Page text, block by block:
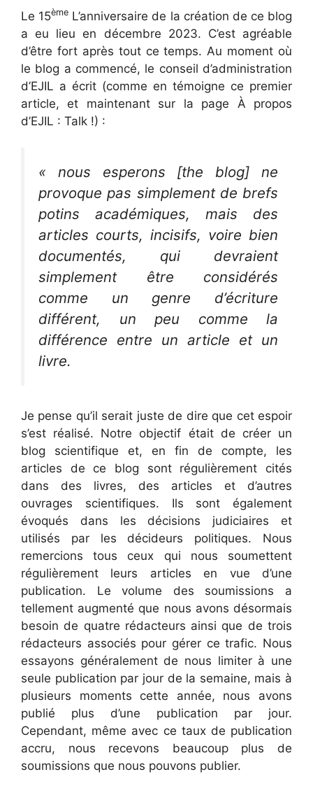
Le 15ème L’anniversaire de la création de ce blog
a eu lieu en décembre 2023. C’est agréable
d’être fort après tout ce temps. Au moment où
le blog a commencé, le conseil d’administration
d’EJIL a écrit (comme en témoigne ce premier
article, et maintenant sur la page À propos
d’EJIL : Talk !) :
« nous esperons [the blog] ne
provoque pas simplement de brefs
potins académiques, mais des
articles courts, incisifs, voire bien
documentés, qui devraient
simplement être considérés
comme un genre d’écriture
différent, un peu comme la
différence entre un article et un
livre.
Je pense qu’il serait juste de dire que cet espoir
s’est réalisé. Notre objectif était de créer un
blog scientifique et, en fin de compte, les
articles de ce blog sont régulièrement cités
dans des livres, des articles et d’autres
ouvrages scientifiques. Ils sont également
évoqués dans les décisions judiciaires et
utilisés par les décideurs politiques. Nous
remercions tous ceux qui nous soumettent
régulièrement leurs articles en vue d’une
publication. Le volume des soumissions a
tellement augmenté que nous avons désormais
besoin de quatre rédacteurs ainsi que de trois
rédacteurs associés pour gérer ce trafic. Nous
essayons généralement de nous limiter à une
seule publication par jour de la semaine, mais à
plusieurs moments cette année, nous avons
publié plus d’une publication par jour.
Cependant, même avec ce taux de publication
accru, nous recevons beaucoup plus de
soumissions que nous pouvons publier.